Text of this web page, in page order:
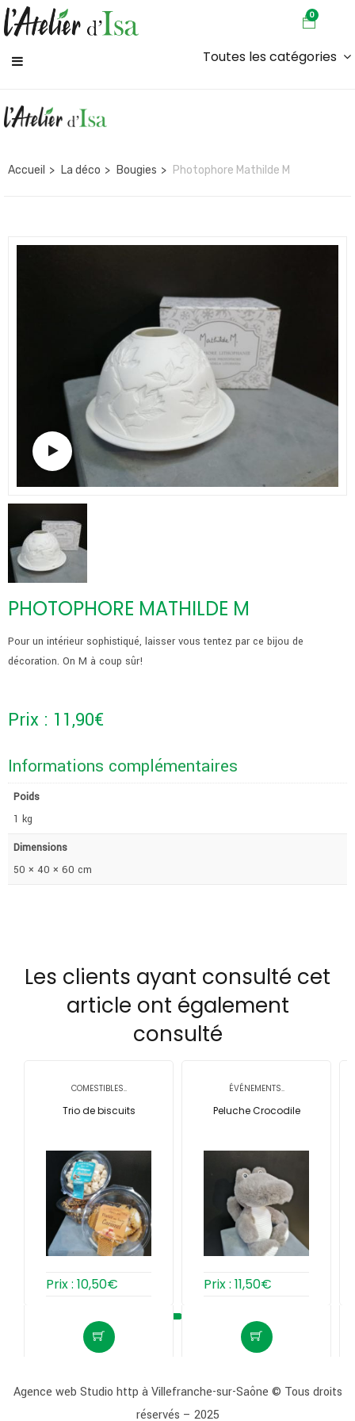
0
Toutes les catégories
Accueil La déco Bougies Photophore Mathilde M
Regarder la vidéo
PHOTOPHORE MATHILDE M
Pour un intérieur sophistiqué, laisser vous tentez par ce bijou de
décoration. On M à coup sûr!
Prix : 11,90€
Informations complémentaires
Poids
1 kg
Dimensions
50 × 40 × 60 cm
Les clients ayant consulté cet
article ont également
consulté
COMESTIBLES..
Trio de biscuits
Prix : 10,50€
ÉVÉNEMENTS..
Peluche Crocodile
Prix : 11,50€
Agence web Studio http à Villefranche-sur-Saône © Tous droits
réservés – 2025